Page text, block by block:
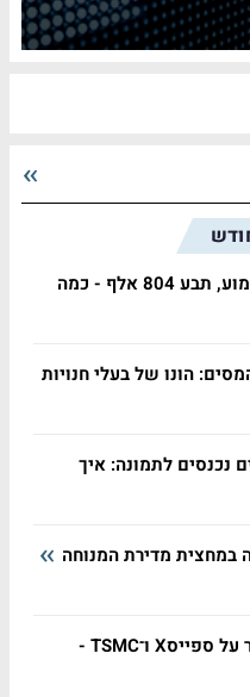
פוטר אחרי 29 שנה בלי שימוע, תבע 804 אלף - כמה
הונו של בעלי חנויות
נכנסים לתמונה: איך
קת׳י ווד מגדילה את ההימור על ספייסX ו־TSMC -